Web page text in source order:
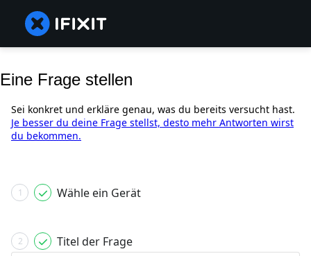
Eine Frage stellen
Sei konkret und erkläre genau, was du bereits versucht hast.
Je besser du deine Frage stellst, desto mehr Antworten wirst
du bekommen.
1 Wähle ein Gerät
2 Titel der Frage